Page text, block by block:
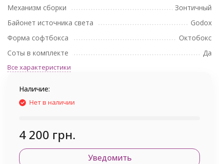
Механизм сборки
Зонтичный
Байонет источника света
Godox
Форма софтбокса
Октобокс
Соты в комплекте
Да
Все характеристики
Наличие:
Нет в наличии
4 200 грн.
Уведомить